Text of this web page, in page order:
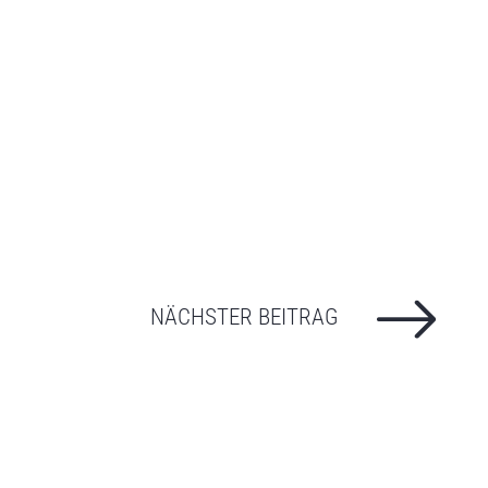
NÄCHSTER BEITRAG